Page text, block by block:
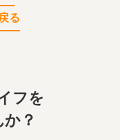
る
フを
？